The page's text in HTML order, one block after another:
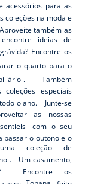
acessórios para as
coleções na moda e
também as
ideias de
Encontre os
o quarto para o
. Também
especiais
o ano. Junte-se
as nossas
com o seu
o outono e o
coleção de
. Um casamento,
Encontre os